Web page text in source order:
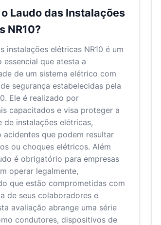
o Laudo das Instalações
NR10?
instalações elétricas NR10 é um
essencial que atesta a
de um sistema elétrico com
segurança estabelecidas pela
Ele é realizado por
capacitados e visa proteger a
de instalações elétricas,
acidentes que podem resultar
ou choques elétricos. Além
é obrigatório para empresas
operar legalmente,
que estão comprometidas com
de seus colaboradores e
avaliação abrange uma série
condutores, dispositivos de